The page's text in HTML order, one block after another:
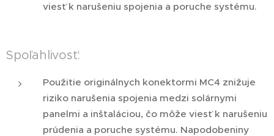
viesť k narušeniu spojenia a poruche systému.
Spoľahlivosť:
Použitie originálnych konektormi MC4 znižuje
riziko narušenia spojenia medzi solárnymi
panelmi a inštaláciou, čo môže viesť k narušeniu
prúdenia a poruche systému. Napodobeniny